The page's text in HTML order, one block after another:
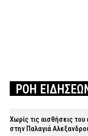
ΡΟΗ
Χωρίς τις αισθήσεις
στην Παλαγιά